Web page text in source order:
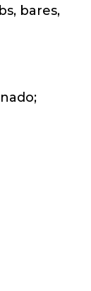
bares,